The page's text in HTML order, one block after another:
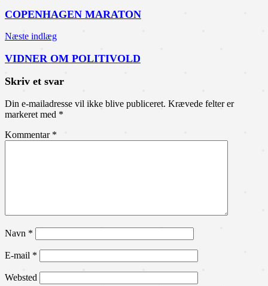
COPENHAGEN MARATON
Næste indlæg
VIDNER OM POLITIVOLD
Skriv et svar
Din e-mailadresse vil ikke blive publiceret. Krævede felter er
markeret med *
Kommentar *
Navn *
E-mail *
Websted